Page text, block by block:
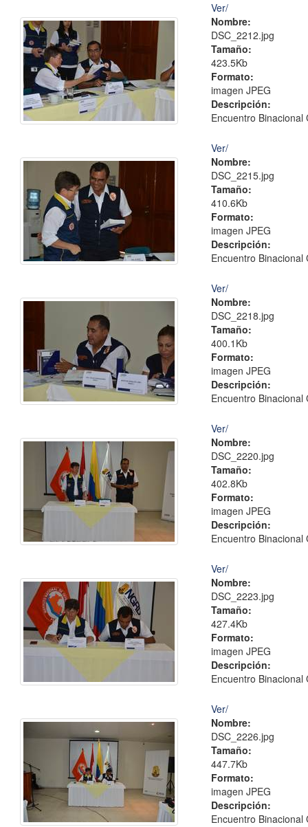
Ver/
Nombre:
DSC_2212.jpg
Tamaño:
423.5Kb
Formato:
imagen JPEG
Descripción:
Encuentro Binacional
Ver/
Nombre:
DSC_2215.jpg
Tamaño:
410.6Kb
Formato:
imagen JPEG
Descripción:
Encuentro Binacional
Ver/
Nombre:
DSC_2218.jpg
Tamaño:
400.1Kb
Formato:
imagen JPEG
Descripción:
Encuentro Binacional
Ver/
Nombre:
DSC_2220.jpg
Tamaño:
402.8Kb
Formato:
imagen JPEG
Descripción:
Encuentro Binacional
Ver/
Nombre:
DSC_2223.jpg
Tamaño:
427.4Kb
Formato:
imagen JPEG
Descripción:
Encuentro Binacional
Ver/
Nombre:
DSC_2226.jpg
Tamaño:
447.7Kb
Formato:
imagen JPEG
Descripción:
Encuentro Binacional